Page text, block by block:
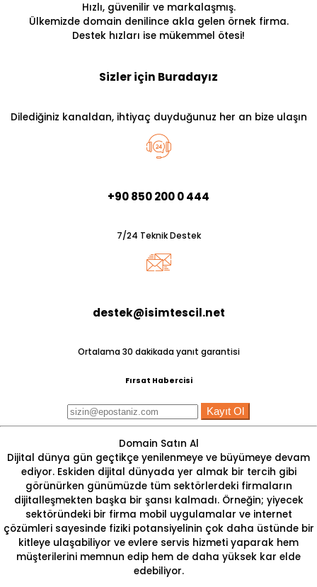
Hızlı, güvenilir ve markalaşmış.
Ülkemizde domain denilince akla gelen örnek firma.
Destek hızları ise mükemmel ötesi!
Sizler için Buradayız
Dilediğiniz kanaldan, ihtiyaç duyduğunuz her an bize ulaşın
+90 850 200 0 444
7/24 Teknik Destek
destek@isimtescil.net
Ortalama 30 dakikada yanıt garantisi
Fırsat Habercisi
Kayıt Ol
Domain Satın Al
Dijital dünya gün geçtikçe yenilenmeye ve büyümeye devam
ediyor. Eskiden dijital dünyada yer almak bir tercih gibi
görünürken günümüzde tüm sektörlerdeki firmaların
dijitalleşmekten başka bir şansı kalmadı. Örneğin; yiyecek
sektöründeki bir firma mobil uygulamalar ve internet
çözümleri sayesinde fiziki potansiyelinin çok daha üstünde bir
kitleye ulaşabiliyor ve evlere servis hizmeti yaparak hem
müşterilerini memnun edip hem de daha yüksek kar elde
edebiliyor.